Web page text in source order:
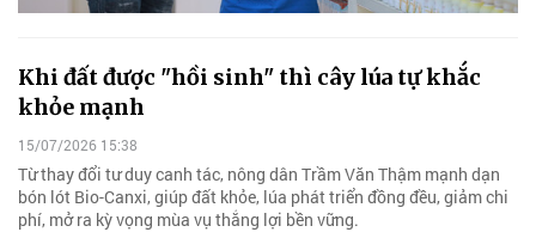
Khi đất được "hồi sinh" thì cây lúa tự khắc
khỏe mạnh
15/07/2026 15:38
Từ thay đổi tư duy canh tác, nông dân Trầm Văn Thậm mạnh dạn
bón lót Bio-Canxi, giúp đất khỏe, lúa phát triển đồng đều, giảm chi
phí, mở ra kỳ vọng mùa vụ thắng lợi bền vững.